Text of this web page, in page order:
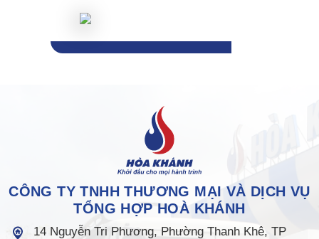
CÔNG TY TNHH THƯƠNG MẠI VÀ DỊCH VỤ
TỔNG HỢP HOÀ KHÁNH
14 Nguyễn Tri Phương, Phường Thanh Khê, TP